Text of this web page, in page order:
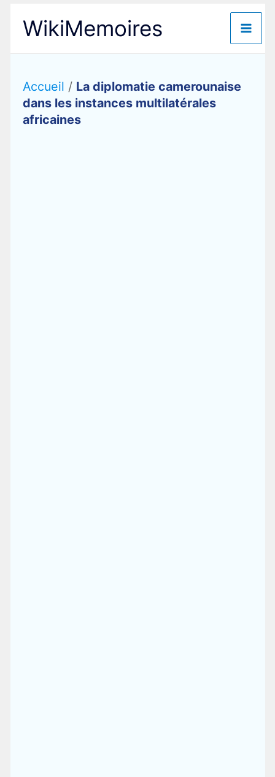
contenu
WikiMemoires
Accueil / La diplomatie camerounaise
dans les instances multilatérales
africaines